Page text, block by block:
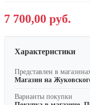
7 700,00 руб.
Характеристики
Представлен в
Магазин на
Варианты покупки